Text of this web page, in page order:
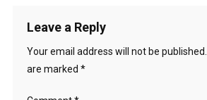
Leave a Reply
Your email address will not be published.
are marked *